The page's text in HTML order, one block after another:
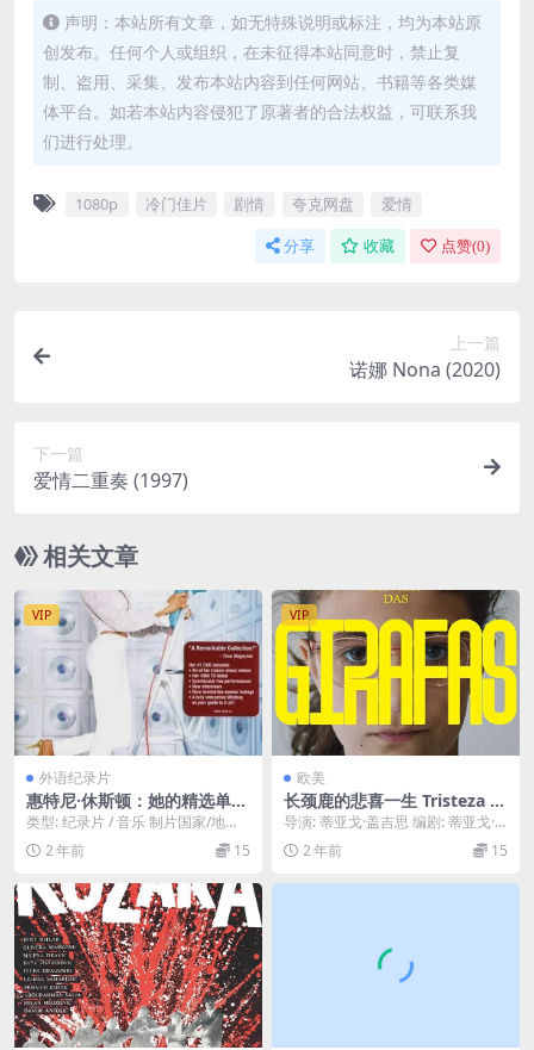
声明：本站所有文章，如无特殊说明或标注，均为本站原
创发布。任何个人或组织，在未征得本站同意时，禁止复
制、盗用、采集、发布本站内容到任何网站、书籍等各类媒
体平台。如若本站内容侵犯了原著者的合法权益，可联系我
们进行处理。
1080p 冷门佳片 剧情 夸克网盘 爱情
分享 收藏 点赞(0)
上一篇
诺娜 Nona (2020)
下一篇
爱情二重奏 (1997)
相关文章
VIP
外语纪录片
惠特尼·休斯顿：她的精选单曲
Whitney Houston: Her Gre
类型: 纪录片 / 音乐 制片国家/地
区: 英国 语言: 英语 IMDb: tt...
2 年前 15
VIP
欧美
长颈鹿的悲喜一生 Tristeza e
Alegria na Vida das Girafas
导演: 蒂亚戈·盖吉思 编剧: 蒂亚戈·
盖吉思 / Tiago Rodrigue...
2 年前 15